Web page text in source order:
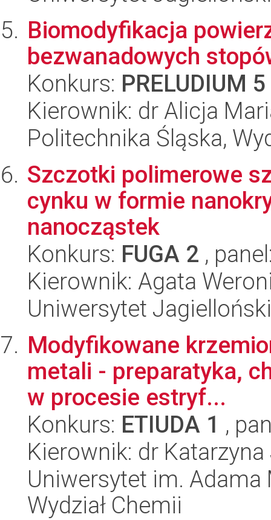
Biomodyfikacja
bezwanadowych
Konkurs: PRELUDIUM 5
Kierownik: dr Alicja
Politechnika Śląska,
Szczotki polimerowe
cynku w formie
nanocząstek
Konkurs: FUGA 2 ,
Kierownik: Agata
Uniwersytet
Modyfikowane
metali - preparatyka,
w procesie estryf...
Konkurs: ETIUDA 1 ,
Kierownik: dr
Uniwersytet im.
Wydział Chemii